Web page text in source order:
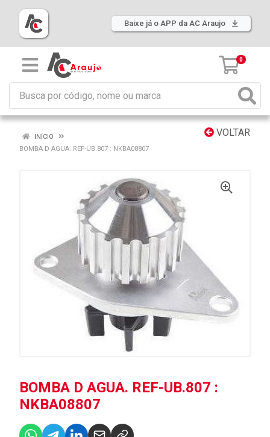
Baixe já o APP da AC Araujo
0
VOLTAR
INÍCIO
BOMBA D AGUA. REF-UB.807 : NKBA08807
BOMBA D AGUA. REF-UB.807 :
NKBA08807